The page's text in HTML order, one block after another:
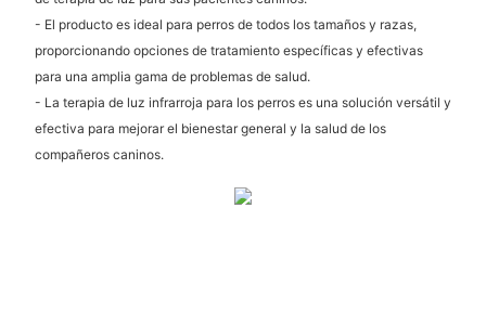
- El producto es ideal para perros de todos los tamaños y razas,
proporcionando opciones de tratamiento específicas y efectivas
para una amplia gama de problemas de salud.
- La terapia de luz infrarroja para los perros es una solución versátil y
efectiva para mejorar el bienestar general y la salud de los
compañeros caninos.